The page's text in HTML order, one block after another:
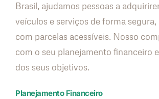
Brasil, ajudamos pessoas a
veículos e serviços de forma segura,
com parcelas acessíveis. Nosso
com o seu planejamento financeiro
dos seus objetivos.
Planejamento Financeiro